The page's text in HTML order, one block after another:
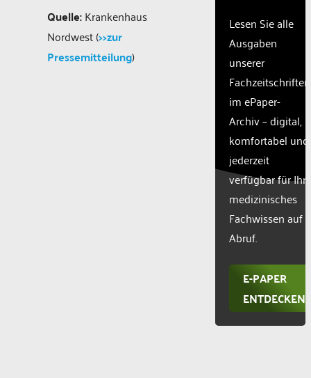
Quelle:Krankenhaus
Nordwest (>>zur
Pressemitteilung)
Lesen Sie alle
Ausgaben
unserer
Fachzeitschriften
im ePaper-
Archiv – digital,
komfortabel und
jederzeit
verfügbar für Ihr
medizinisches
Fachwissen auf
Abruf.
E-PAPER
ENTDECKEN